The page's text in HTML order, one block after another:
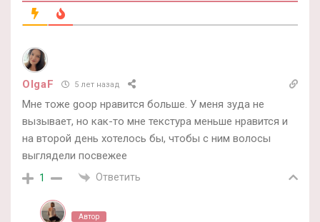
OlgaF 5 лет назад
Мне тоже goop нравится больше. У меня зуда не
вызывает, но как-то мне текстура меньше нравится и
на второй день хотелось бы, чтобы с ним волосы
выглядели посвежее
1 Ответить
Автор